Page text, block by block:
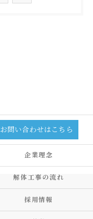
お問い合わせはこちら
企業理念
解体工事の流れ
採用情報